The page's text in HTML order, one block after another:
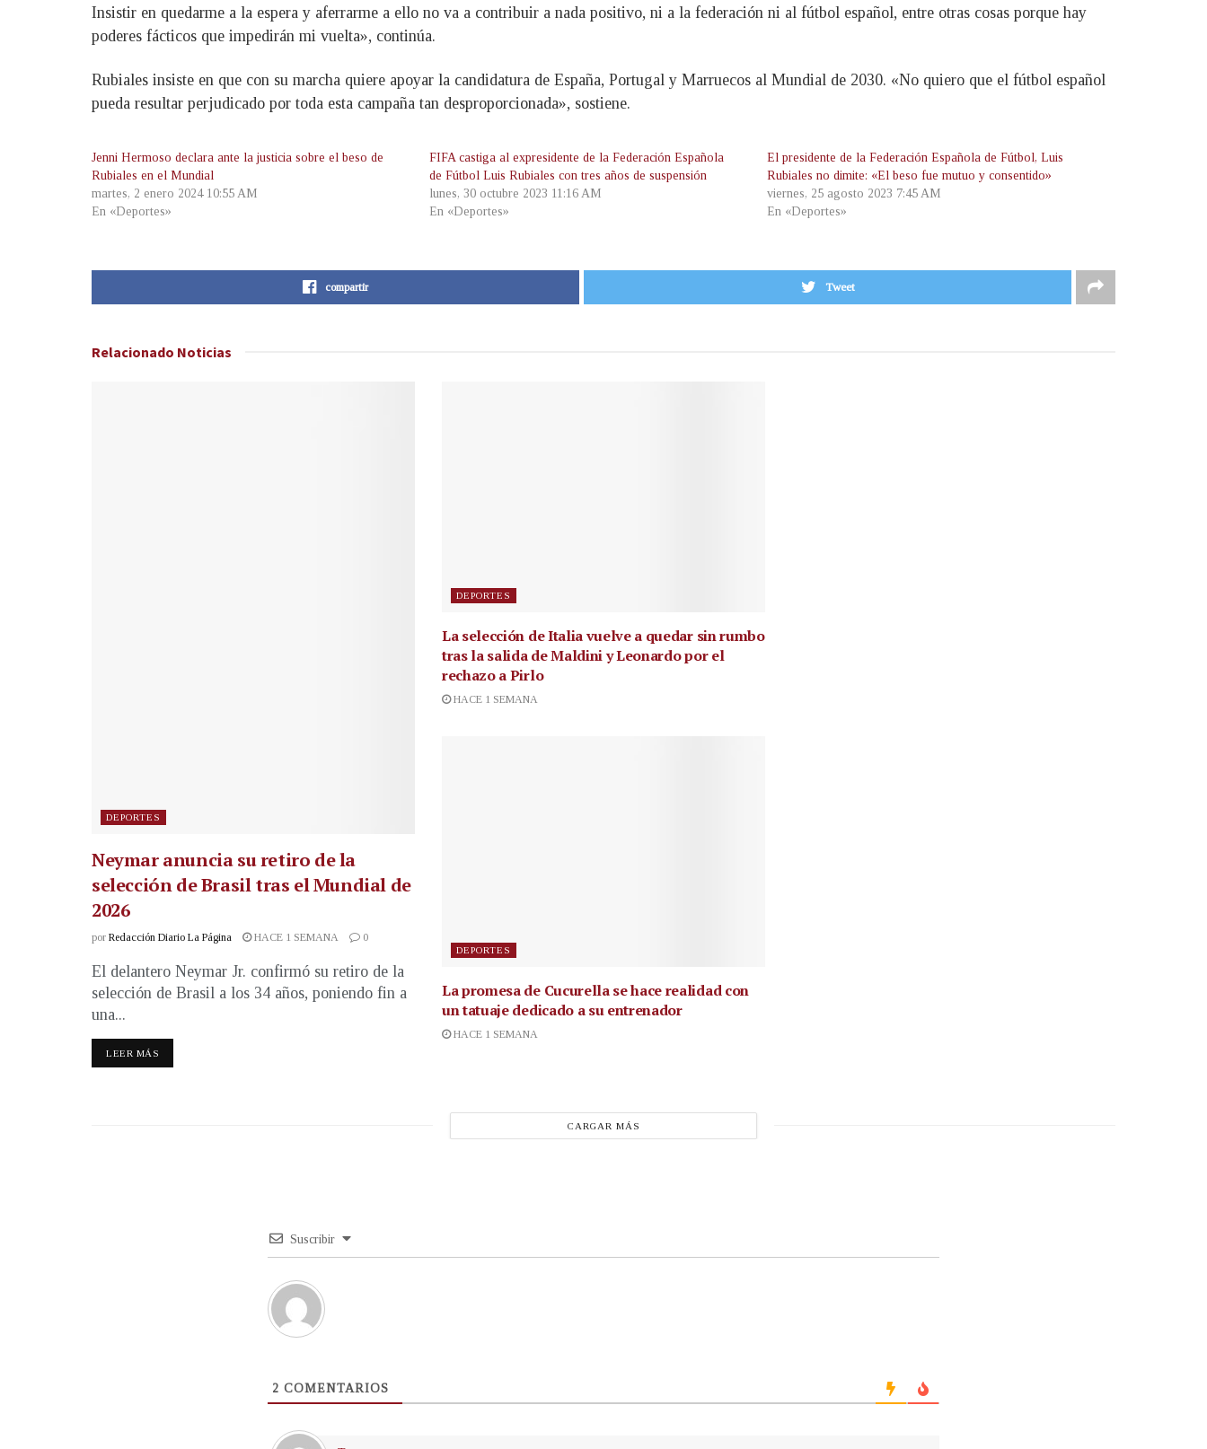
Insistir en quedarme a la espera y aferrarme a ello no va a contribuir a nada positivo, ni a la federación ni al fútbol español, entre otras cosas porque hay
poderes fácticos que impedirán mi vuelta», continúa.
Rubiales insiste en que con su marcha quiere apoyar la candidatura de España, Portugal y Marruecos al Mundial de 2030. «No quiero que el fútbol español
pueda resultar perjudicado por toda esta campaña tan desproporcionada», sostiene.
Jenni Hermoso declara ante la justicia sobre el beso de
Rubiales en el Mundial
martes, 2 enero 2024 10:55 AM
En «Deportes»
FIFA castiga al expresidente de la Federación Española
de Fútbol Luis Rubiales con tres años de suspensión
lunes, 30 octubre 2023 11:16 AM
En «Deportes»
El presidente de la Federación Española de Fútbol, Luis
Rubiales no dimite: «El beso fue mutuo y consentido»
viernes, 25 agosto 2023 7:45 AM
En «Deportes»
compartir Tweet
Relacionado Noticias
DEPORTES
Neymar anuncia su retiro de la
selección de Brasil tras el Mundial de
2026
por Redacción Diario La Página HACE 1 SEMANA 0
El delantero Neymar Jr. confirmó su retiro de la
selección de Brasil a los 34 años, poniendo fin a
una...
LEER MÁS
DEPORTES
La selección de Italia vuelve a quedar sin rumbo
tras la salida de Maldini y Leonardo por el
rechazo a Pirlo
HACE 1 SEMANA
DEPORTES
La promesa de Cucurella se hace realidad con
un tatuaje dedicado a su entrenador
HACE 1 SEMANA
CARGAR MÁS
Suscribir
2 COMENTARIOS